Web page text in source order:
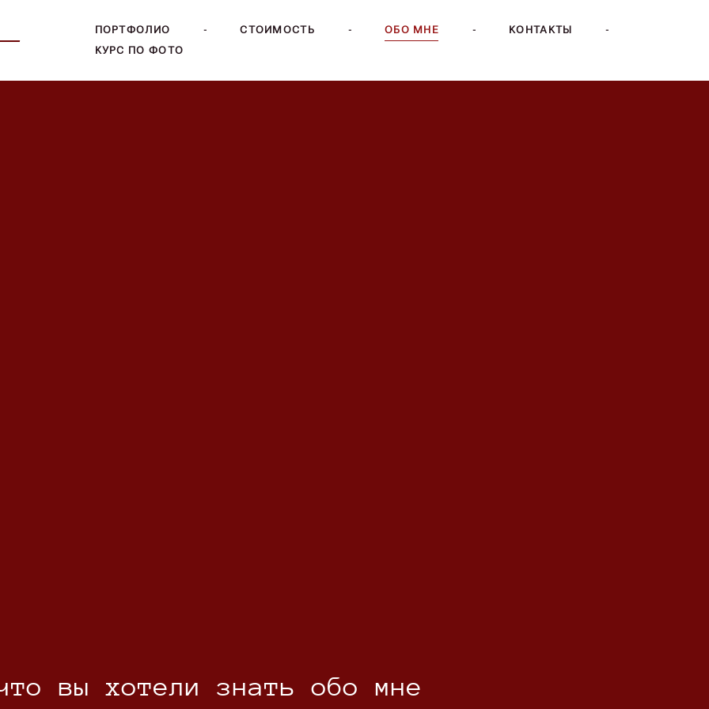
ПОРТФОЛИО - СТОИМОСТЬ - ОБО МНЕ - КОНТАКТЫ
-
КУРС ПО ФОТО
вы хотели знать обо мне